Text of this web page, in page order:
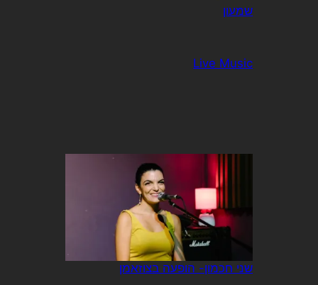
שמעון
Live Music
שני חכמון- הופעה בצוזאמן